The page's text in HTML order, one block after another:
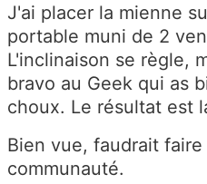
J'ai placer la mienne
portable muni de 2
L'inclinaison se règle,
bravo au Geek qui as
choux. Le résultat est
Bien vue, faudrait
communauté.